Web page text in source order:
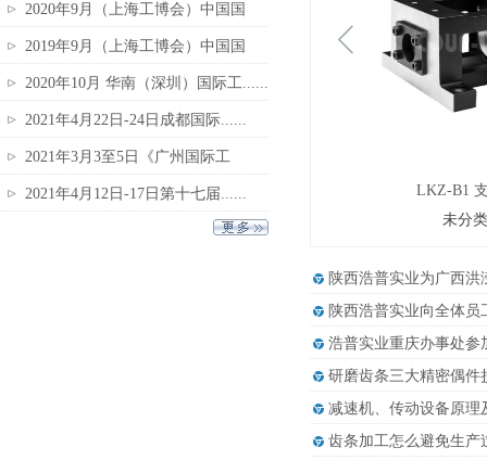
2020年9月（上海工博会）中国国
际......
2019年9月（上海工博会）中国国
际......
2020年10月 华南（深圳）国际工......
2021年4月22日-24日成都国际......
2021年3月3至5日《广州国际工
业......
2021年4月12日-17日第十七届......
LKZ-B1
未分类
陕西浩普实业为广西
陕西浩普实业向全体
浩普实业重庆办事处参
研磨齿条三大精密偶件
减速机、传动设备原理
齿条加工怎么避免生产